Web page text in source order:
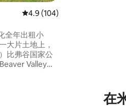
平均评分 4.9 分（满分 5 分）
4.9 (104)
全年出租小
比弗谷国家公
Valley）
在